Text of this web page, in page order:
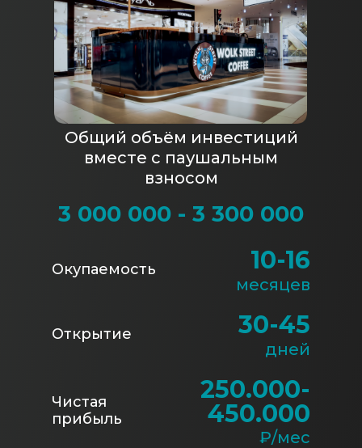
₽/мес
Чистая
прибыль
250.000-
450.000
Открытие
месяцев
30-45
дней
10-16
Окупаемость
Общий объём инвестиций
вместе с паушальным
взносом
3 000 000 - 3 300 000